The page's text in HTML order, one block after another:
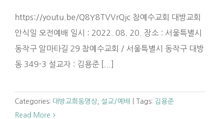
https://youtu.be/Q8Y8TVVrQjc 참예수교회 대방교회
안식일 오전예배 일시 : 2022. 08. 20. 장소 : 서울특별시
동작구 알마타길 29 참예수교회 / 서울특별시 동작구 대방
동 349-3 설교자 : 김용준 [...]
Categories: 대방교회동영상 설교/예배 Tags: 김용준
Read More